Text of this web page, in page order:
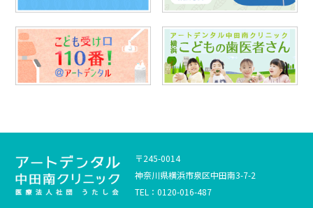
〒245-0014
神奈川県横浜市泉区中田南3-7-2
TEL：0120-016-487